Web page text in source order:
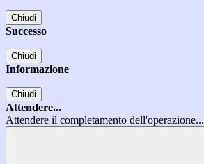
Chiudi
Successo
Chiudi
Informazione
Chiudi
Attendere...
Attendere il completamento dell'operazione...